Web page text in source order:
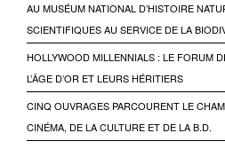
AU MUSÉUM NATIONAL D’HISTOIRE
SCIENTIFIQUES AU SERVICE DE LA
HOLLYWOOD MILLENNIALS : LE FORUM
L’ÂGE D’OR ET LEURS HÉRITIERS
CINQ OUVRAGES PARCOURENT LE
CINÉMA, DE LA CULTURE ET DE LA B.D.